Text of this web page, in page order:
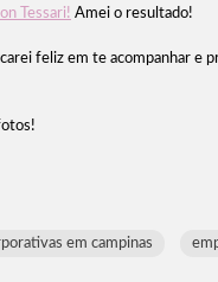
Tessari! Amei o resultado!
feliz em te acompanhar e
em campinas